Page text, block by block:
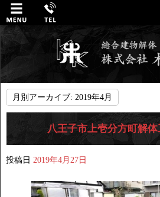
月別アーカイブ: 2019年4月
八王子市上壱分方町解
投稿日 2019年4月27日